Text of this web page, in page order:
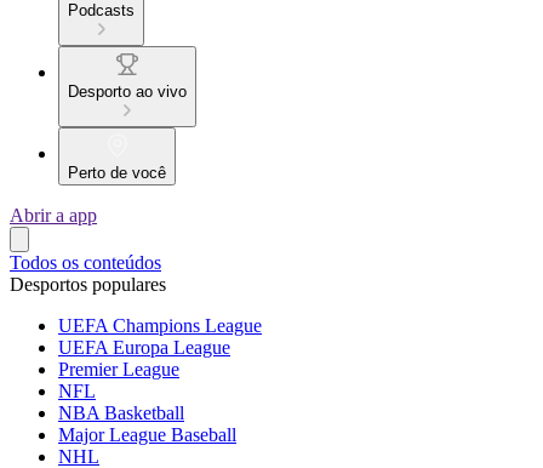
Podcasts
Desporto ao vivo
Perto de você
Abrir a app
Todos os conteúdos
Desportos populares
UEFA Champions League
UEFA Europa League
Premier League
NFL
NBA Basketball
Major League Baseball
NHL